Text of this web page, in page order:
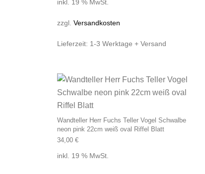
inkl. 19 % MwSt.
zzgl. Versandkosten
Lieferzeit: 1-3 Werktage + Versand
Wandteller Herr Fuchs Teller Vogel Schwalbe
neon pink 22cm weiß oval Riffel Blatt
34,00 €
inkl. 19 % MwSt.